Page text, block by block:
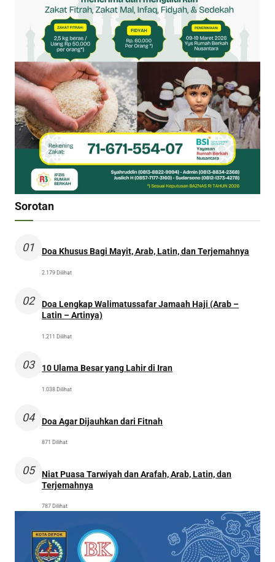
Sorotan
01 Doa Khusus Bagi Mayit, Arab, Latin, dan Terjemahnya
2.179 Dilihat
02
Doa Lengkap Walimatussafar Jamaah Haji (Arab –
Latin – Artinya)
1.211 Dilihat
03 10 Ulama Besar yang Lahir di Iran
1.038 Dilihat
04 Doa Agar Dijauhkan dari Fitnah
871 Dilihat
05
Niat Puasa Tarwiyah dan Arafah, Arab, Latin, dan
Terjemahnya
787 Dilihat